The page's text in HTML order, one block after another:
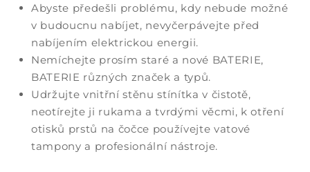
Abyste předešli problému, kdy nebude možné
v budoucnu nabíjet, nevyčerpávejte před
nabíjením elektrickou energii.
Nemíchejte prosím staré a nové BATERIE,
BATERIE různých značek a typů.
Udržujte vnitřní stěnu stínítka v čistotě,
neotírejte ji rukama a tvrdými věcmi, k otření
otisků prstů na čočce používejte vatové
tampony a profesionální nástroje.